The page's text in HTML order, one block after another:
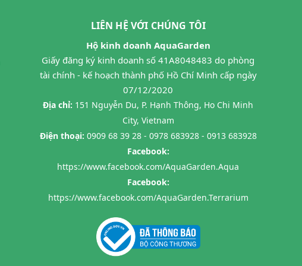
LIÊN HỆ VỚI CHÚNG TÔI
Hộ kinh doanh AquaGarden
Giấy đăng ký kinh doanh số 41A8048483 do phòng
tài chính - kế hoạch thành phố Hồ Chí Minh cấp ngày
07/12/2020
Địa chỉ: 151 Nguyễn Du, P. Hạnh Thông, Ho Chi Minh
City, Vietnam
Điện thoại: 0909 68 39 28 - 0978 683928 - 0913 683928
Facebook:
https://www.facebook.com/AquaGarden.Aqua
Facebook:
https://www.facebook.com/AquaGarden.Terrarium